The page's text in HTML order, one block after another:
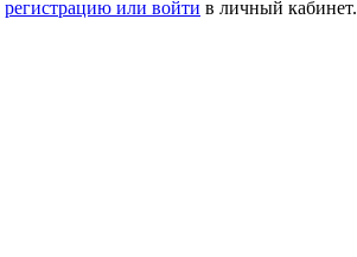
регистрацию или войти в личный кабинет.